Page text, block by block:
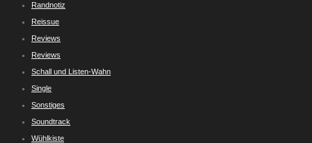
Randnotiz
Reissue
Reviews
Reviews
Schall und Listen-Wahn
Single
Sonstiges
Soundtrack
Wühlkiste